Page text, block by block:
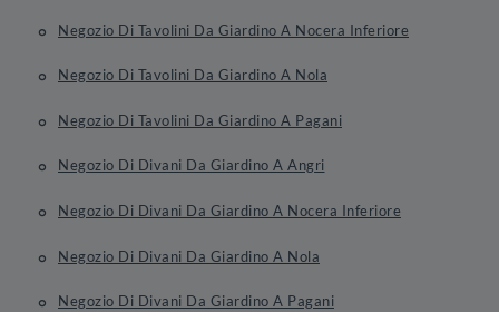
Negozio Di Tavolini Da Giardino A Nocera Inferiore
Negozio Di Tavolini Da Giardino A Nola
Negozio Di Tavolini Da Giardino A Pagani
Negozio Di Divani Da Giardino A Angri
Negozio Di Divani Da Giardino A Nocera Inferiore
Negozio Di Divani Da Giardino A Nola
Negozio Di Divani Da Giardino A Pagani